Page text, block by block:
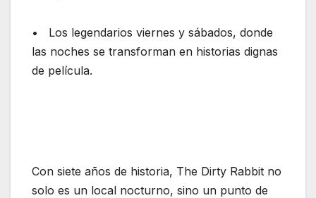
• Los legendarios viernes y sábados, donde
las noches se transforman en historias dignas
de película.
Con siete años de historia, The Dirty Rabbit no
solo es un local nocturno, sino un punto de